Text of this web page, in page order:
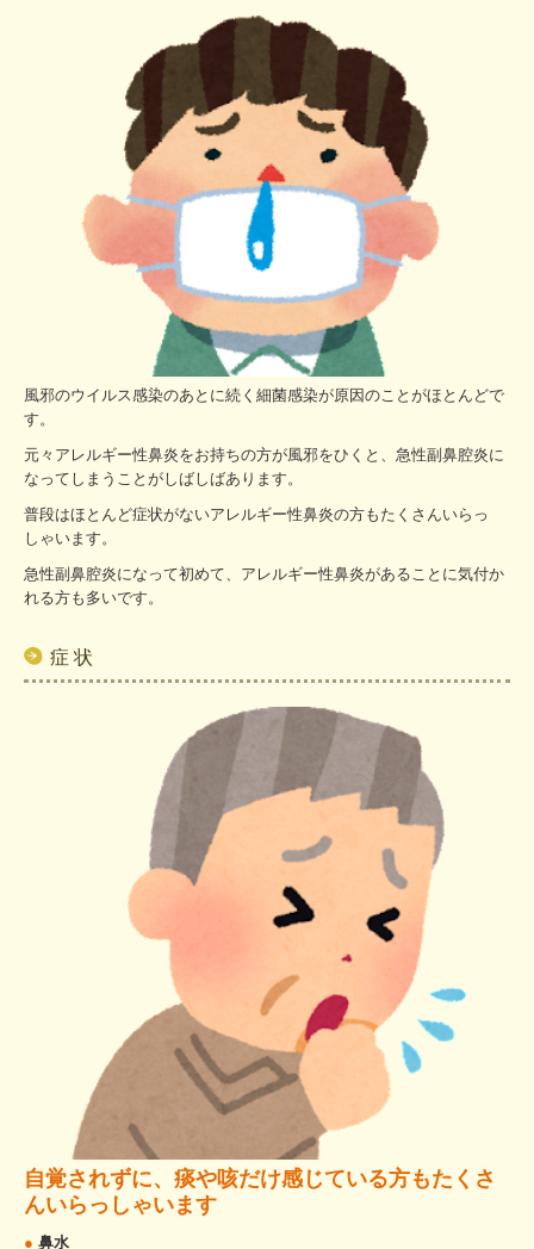
風邪のウイルス感染のあとに続く細菌感染が原因のことがほとんどで
す。
元々アレルギー性鼻炎をお持ちの方が風邪をひくと、急性副鼻腔炎に
なってしまうことがしばしばあります。
普段はほとんど症状がないアレルギー性鼻炎の方もたくさんいらっ
しゃいます。
急性副鼻腔炎になって初めて、アレルギー性鼻炎があることに気付か
れる方も多いです。
症 状
自覚されずに、痰や咳だけ感じている方もたくさ
んいらっしゃいます
● 鼻水